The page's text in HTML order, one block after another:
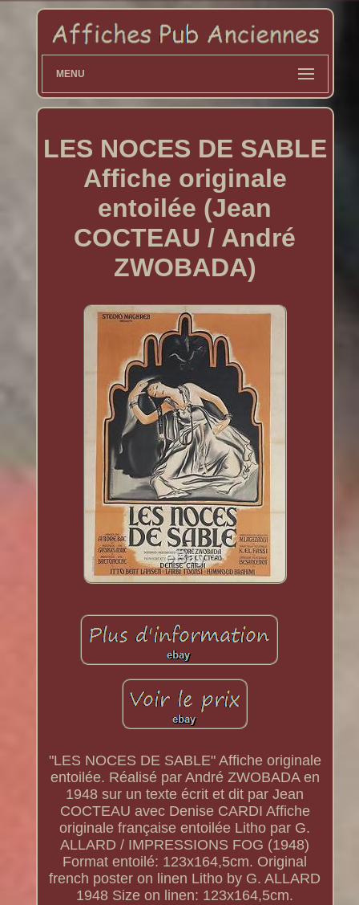
MENU
LES NOCES DE SABLE
Affiche originale
entoilée (Jean
COCTEAU / André
ZWOBADA)
"LES NOCES DE SABLE" Affiche originale
entoilée. Réalisé par André ZWOBADA en
1948 sur un texte écrit et dit par Jean
COCTEAU avec Denise CARDI Affiche
originale française entoilée Litho par G.
ALLARD / IMPRESSIONS FOG (1948)
Format entoilé: 123x164,5cm. Original
french poster on linen Litho by G. ALLARD
1948 Size on linen: 123x164,5cm.